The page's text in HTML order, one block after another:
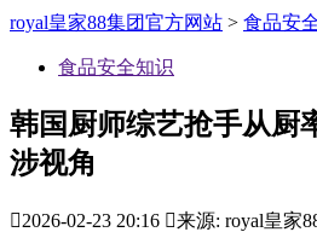
royal皇家88集团官方网站 > 食品安
食品安全知识
韩国厨师综艺抢手从厨
涉视角
2026-02-23 20:16 来源: royal皇家